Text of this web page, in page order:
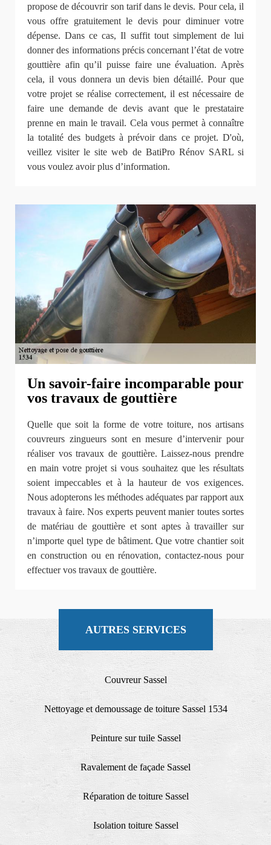
propose de découvrir son tarif dans le devis. Pour cela, il
vous offre gratuitement le devis pour diminuer votre
dépense. Dans ce cas, Il suffit tout simplement de lui
donner des informations précis concernant l’état de votre
gouttière afin qu’il puisse faire une évaluation. Après
cela, il vous donnera un devis bien détaillé. Pour que
votre projet se réalise correctement, il est nécessaire de
faire une demande de devis avant que le prestataire
prenne en main le travail. Cela vous permet à connaître
la totalité des budgets à prévoir dans ce projet. D'où,
veillez visiter le site web de BatiPro Rénov SARL si
vous voulez avoir plus d’information.
Un savoir-faire incomparable pour
vos travaux de gouttière
Quelle que soit la forme de votre toiture, nos artisans
couvreurs zingueurs sont en mesure d’intervenir pour
réaliser vos travaux de gouttière. Laissez-nous prendre
en main votre projet si vous souhaitez que les résultats
soient impeccables et à la hauteur de vos exigences.
Nous adopterons les méthodes adéquates par rapport aux
travaux à faire. Nos experts peuvent manier toutes sortes
de matériau de gouttière et sont aptes à travailler sur
n’importe quel type de bâtiment. Que votre chantier soit
en construction ou en rénovation, contactez-nous pour
effectuer vos travaux de gouttière.
AUTRES SERVICES
Couvreur Sassel
Nettoyage et demoussage de toiture Sassel 1534
Peinture sur tuile Sassel
Ravalement de façade Sassel
Réparation de toiture Sassel
Isolation toiture Sassel